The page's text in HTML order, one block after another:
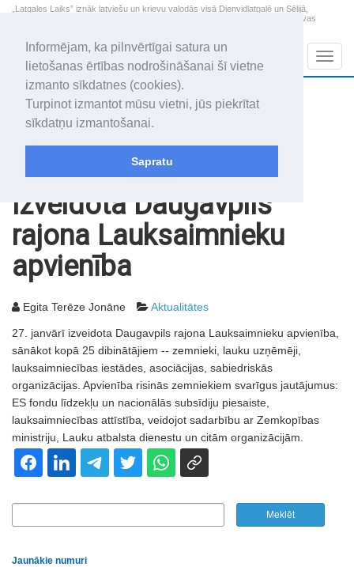
Informējam, ka pilnvērtīgai satura un
lietošanas ērtības nodrošināšanai šī vietne
izmanto sīkdatnes (cookies).
Turpinot izmantot mūsu vietni, jūs piekrītat
sīkdatņu izmantošanai.
Sapratu
„Latgales Laiks” iznāk latviešu un krievu valodās visā Dienvidlatgalē un Sēlijā,
„Latgales Laiks” latviešu valodā aptver Daugavpils valstspilsētu, Augšdaugavas
2026. gada 8. augusts
Sestdiena
Mudīte, Vladislava, Vladislavs
+19.1
Izveidota Daugavpils
rajona Lauksaimnieku
apvienība
Egita Terēze Jonāne Aktualitātes
27. janvārī izveidota Daugavpils rajona Lauksaimnieku apvienība,
sānākot kopā 25 dibinātājiem -- zemnieki, lauku uzņēmēji,
lauksaimniecības iestādes, asociācijas, sabiedriskās
organizācijas. Apvienība risinās zemniekiem svarīgus jautājumus:
ES fondu līdzekļu un nacionālās subsīdiju piesaiste,
lauksaimniecības attīstība, veidojot sadarbību ar Zemkopības
ministriju, Lauku atbalsta dienestu un citām organizācijām.
Jaunākie numuri